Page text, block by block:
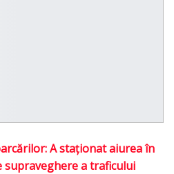
A staţionat aiurea în
supraveghere a traficului